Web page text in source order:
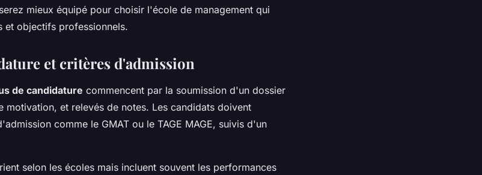
mieux équipé pour choisir l'école de management qui
et objectifs professionnels.
et critères d'admission
de candidature commencent par la soumission d'un dossier
motivation, et relevés de notes. Les candidats doivent
comme le GMAT ou le TAGE MAGE, suivis d'un
selon les écoles mais incluent souvent les performances